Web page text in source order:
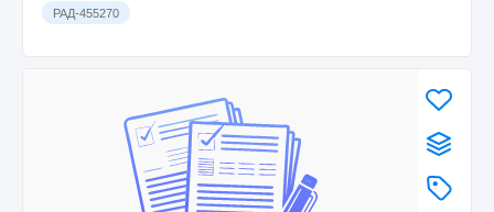
РАД-455270